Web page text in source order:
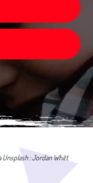
Unsplash : Jordan Whitt